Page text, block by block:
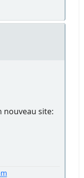
nouveau site: